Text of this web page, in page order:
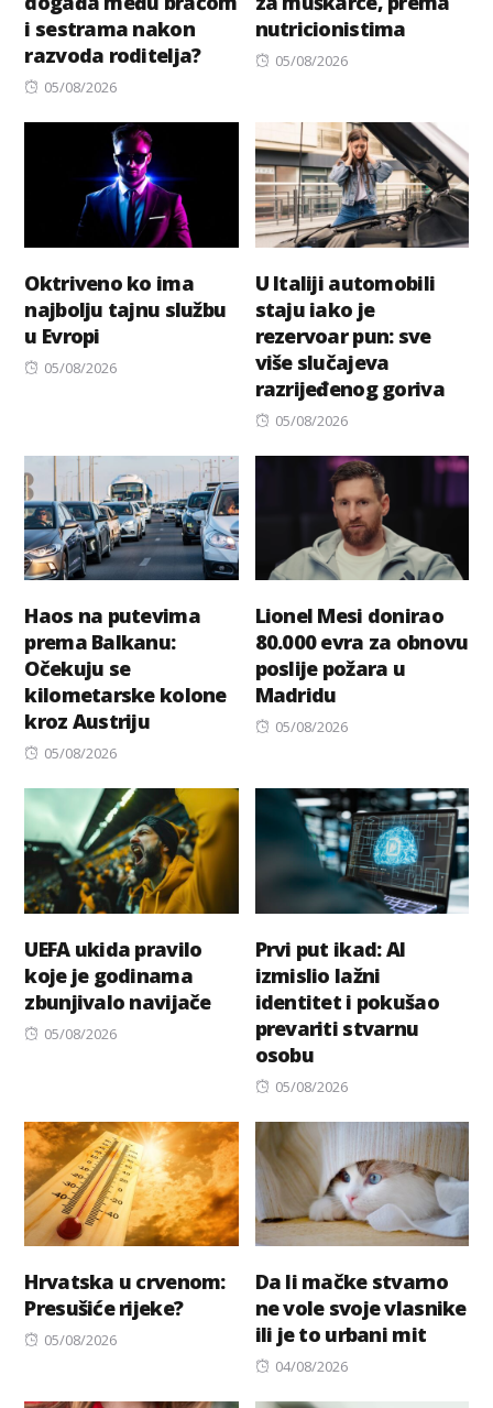
i sestrama nakon
razvoda roditelja?
Posted
05/08/2026
nutricionistima
Posted
05/08/2026
Oktriveno ko ima
najbolju tajnu službu
u Evropi
Posted
05/08/2026
U Italiji automobili
staju iako je
rezervoar pun: sve
više slučajeva
razrijeđenog goriva
Posted
05/08/2026
Haos na putevima
prema Balkanu:
Očekuju se
kilometarske kolone
kroz Austriju
Posted
05/08/2026
Lionel Mesi donirao
80.000 evra za obnovu
poslije požara u
Madridu
Posted
05/08/2026
UEFA ukida pravilo
koje je godinama
zbunjivalo navijače
Posted
05/08/2026
Prvi put ikad: AI
izmislio lažni
identitet i pokušao
prevariti stvarnu
osobu
Posted
05/08/2026
Hrvatska u crvenom:
Presušiće rijeke?
Posted
05/08/2026
Da li mačke stvarno
ne vole svoje vlasnike
ili je to urbani mit
Posted
04/08/2026